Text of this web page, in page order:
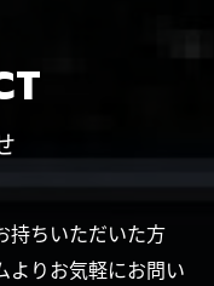
持ちいただいた方
よりお気軽にお問い